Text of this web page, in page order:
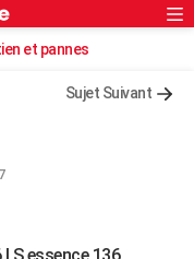
Rechercher
et pannes
Sujet Suivant